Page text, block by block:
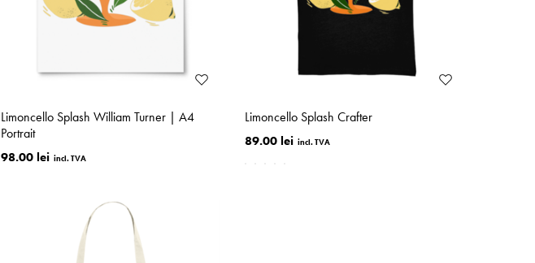
Limoncello Splash William Turner | A4
Portrait
98.00 lei
Limoncello Splash Crafter
89.00 lei